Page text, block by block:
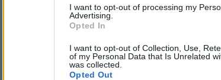
I want to opt-out of processing my
Advertising.
Opted In
I want to opt-out of Collection, Use,
of my Personal Data that Is Unrelated
was collected.
Opted Out